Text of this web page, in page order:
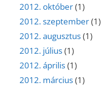
2012. október(1)
2012. szeptember(1)
2012. augusztus(1)
2012. július(1)
2012. április(1)
2012. március(1)